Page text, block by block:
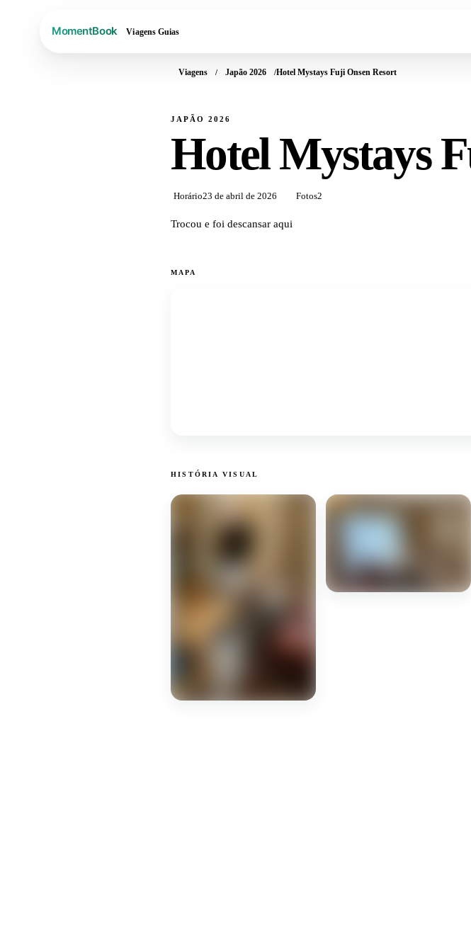
Viagens Guias
Viagens Japão 2026 Hotel Mystays Fuji Onsen Resort
JAPÃO 2026
Hotel Mystays
Horário23 de abril de 2026 Fotos2
Trocou e foi descansar aqui
MAPA
HISTÓRIA VISUAL